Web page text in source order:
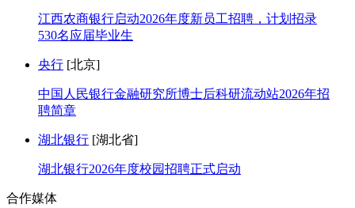
江西农商银行启动2026年度新员工招聘，计划招录
530名应届毕业生
央行 [北京]
中国人民银行金融研究所博士后科研流动站2026年招
聘简章
湖北银行 [湖北省]
湖北银行2026年度校园招聘正式启动
合作媒体